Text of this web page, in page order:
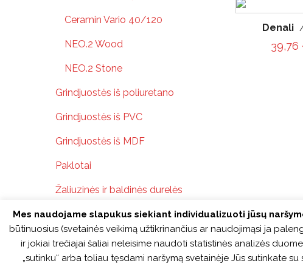
Denali
39,76
Ceramin Vario 40/120
NEO.2 Wood
NEO.2 Stone
Grindjuostės iš poliuretano
Grindjuostės iš PVC
Grindjuostės iš MDF
Paklotai
Žaliuzinės ir baldinės durelės
Mes naudojame slapukus siekiant individualizuoti jūsų
būtinuosius (svetainės veikimą užtikrinančius ar naudojimąsi ja
ir jokiai trečiajai šaliai neleisime naudoti statistinės analizės
„sutinku“ arba toliau tęsdami naršymą svetainėje Jūs sutinkate